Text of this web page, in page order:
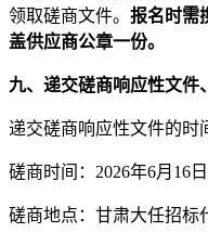
领取磋商文件。 报名时需
盖供应商公章一份。
九、递交磋商响应性文件
递交磋商响应性文件的时
磋商时间： 2026年6月 16 日
磋商地点： 甘肃大任招标